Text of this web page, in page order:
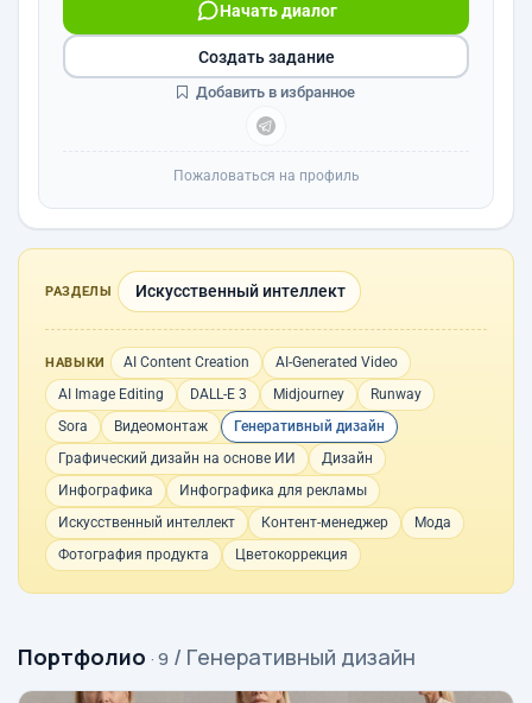
Начать диалог
Создать задание
Добавить в избранное
Пожаловаться на профиль
РАЗДЕЛЫ Искусственный интеллект
НАВЫКИ AI Content Creation
AI-Generated Video
AI Image Editing
DALL-E 3 Midjourney
Runway
Sora
Видеомонтаж
Генеративный дизайн
Графический дизайн на основе ИИ
Дизайн
Инфографика
Инфографика для рекламы
Искусственный интеллект
Контент-менеджер
Мода
Фотография продукта
Цветокоррекция
Портфолио · 9 / Генеративный дизайн